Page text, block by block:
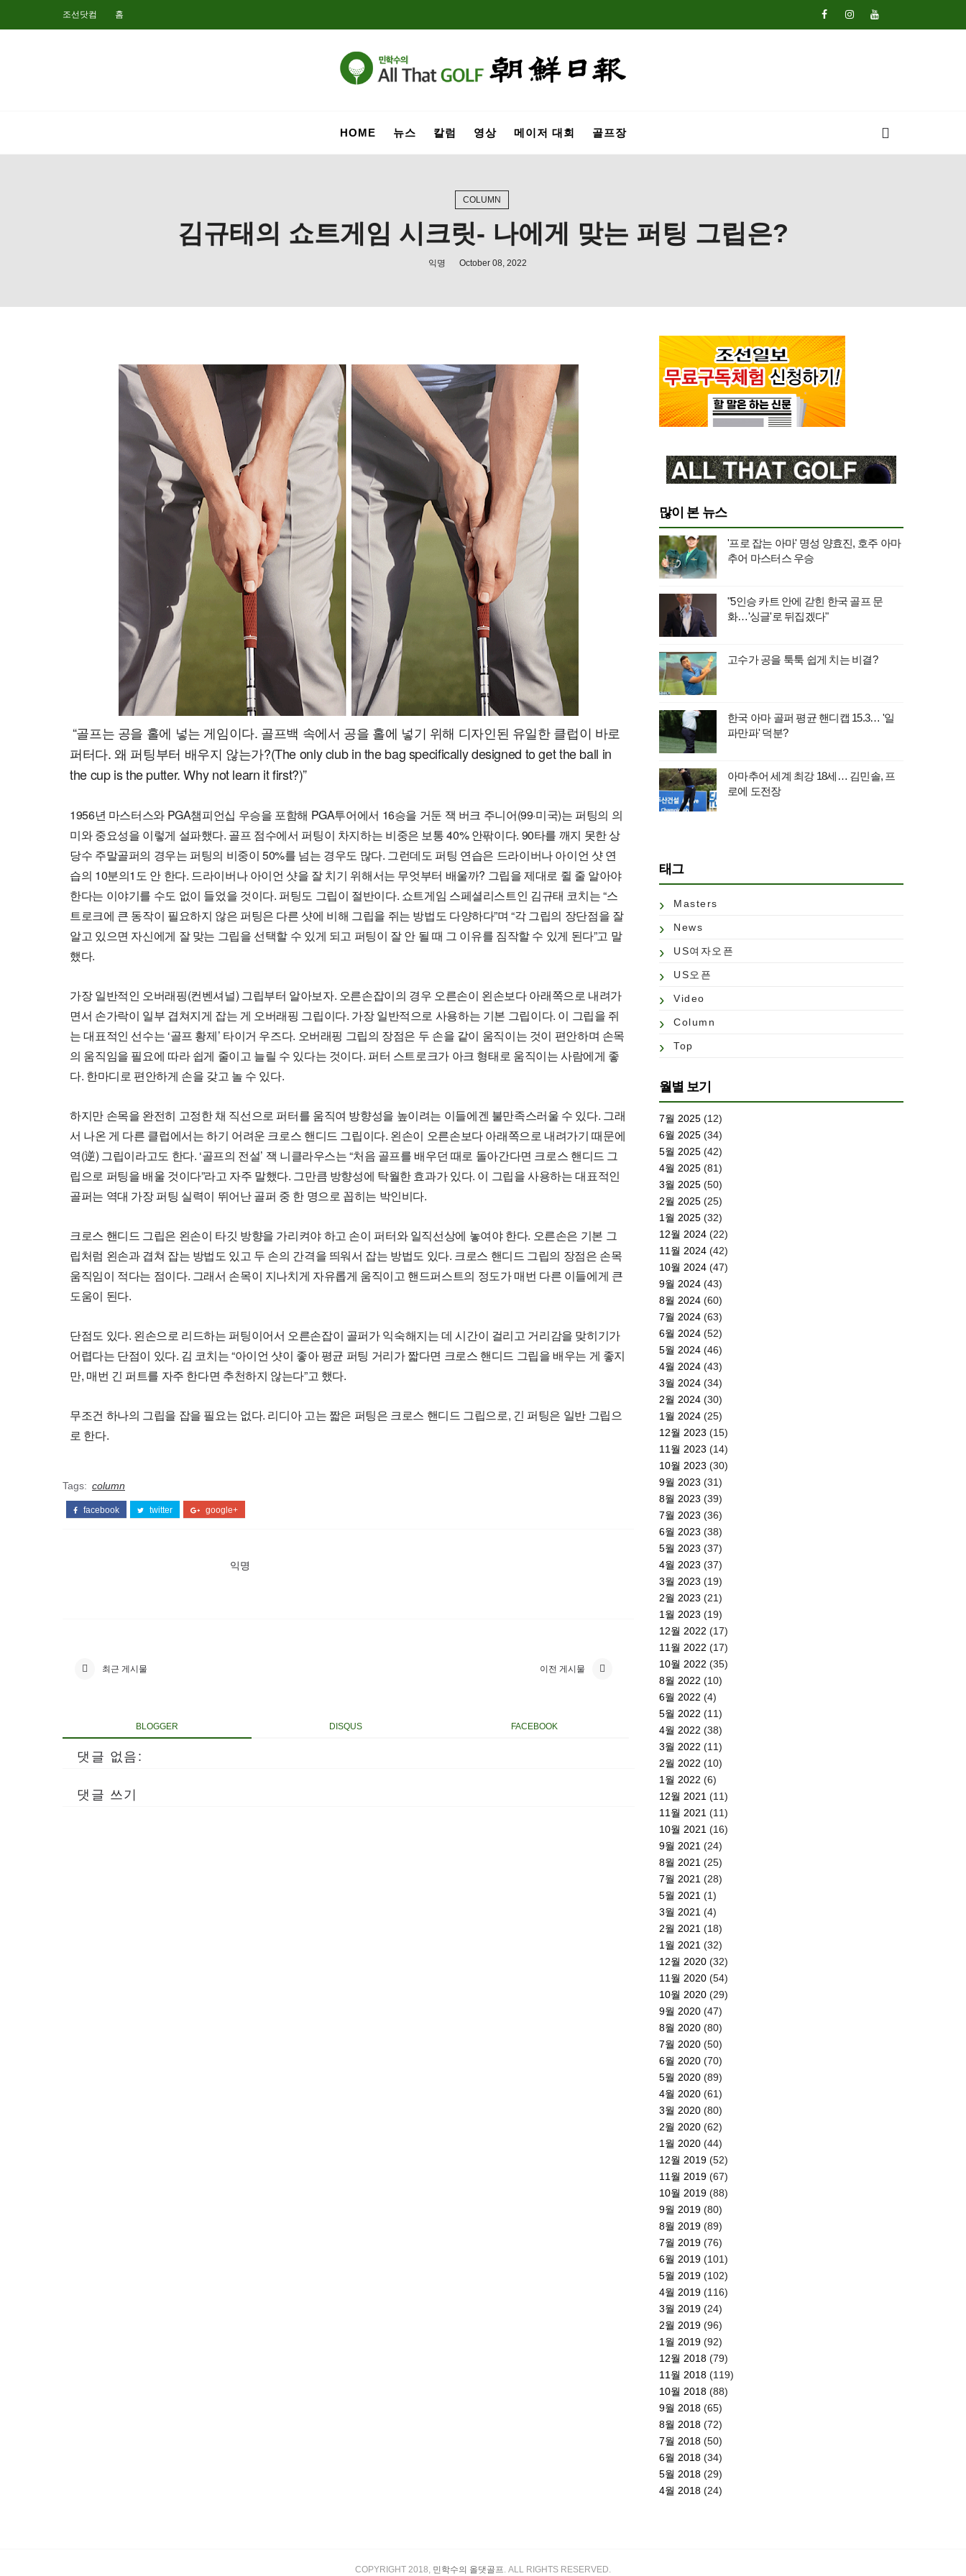
조선닷컴 홈
HOME 뉴스 칼럼 영상 메이저 대회 골프장
COLUMN
김규태의 쇼트게임 시크릿- 나에게 맞는 퍼팅 그립은?
익명 October 08, 2022
“골프는 공을 홀에 넣는 게임이다. 골프백 속에서 공을 홀에 넣기 위해 디자인된 유일한 클럽이 바로
퍼터다. 왜 퍼팅부터 배우지 않는가?(The only club in the bag specifically designed to get the ball in
the cup is the putter. Why not learn it first?)”
1956년 마스터스와 PGA챔피언십 우승을 포함해 PGA투어에서 16승을 거둔 잭 버크 주니어(99·미국)는 퍼팅의 의
미와 중요성을 이렇게 설파했다. 골프 점수에서 퍼팅이 차지하는 비중은 보통 40% 안팎이다. 90타를 깨지 못한 상
당수 주말골퍼의 경우는 퍼팅의 비중이 50%를 넘는 경우도 많다. 그런데도 퍼팅 연습은 드라이버나 아이언 샷 연
습의 10분의1도 안 한다. 드라이버나 아이언 샷을 잘 치기 위해서는 무엇부터 배울까? 그립을 제대로 쥘 줄 알아야
한다는 이야기를 수도 없이 들었을 것이다. 퍼팅도 그립이 절반이다. 쇼트게임 스페셜리스트인 김규태 코치는 “스
트로크에 큰 동작이 필요하지 않은 퍼팅은 다른 샷에 비해 그립을 쥐는 방법도 다양하다”며 “각 그립의 장단점을 잘
알고 있으면 자신에게 잘 맞는 그립을 선택할 수 있게 되고 퍼팅이 잘 안 될 때 그 이유를 짐작할 수 있게 된다”고 말
했다.
가장 일반적인 오버래핑(컨벤셔널) 그립부터 알아보자. 오른손잡이의 경우 오른손이 왼손보다 아래쪽으로 내려가
면서 손가락이 일부 겹쳐지게 잡는 게 오버래핑 그립이다. 가장 일반적으로 사용하는 기본 그립이다. 이 그립을 쥐
는 대표적인 선수는 ‘골프 황제’ 타이거 우즈다. 오버래핑 그립의 장점은 두 손을 같이 움직이는 것이 편안하며 손목
의 움직임을 필요에 따라 쉽게 줄이고 늘릴 수 있다는 것이다. 퍼터 스트로크가 아크 형태로 움직이는 사람에게 좋
다. 한마디로 편안하게 손을 갖고 놀 수 있다.
하지만 손목을 완전히 고정한 채 직선으로 퍼터를 움직여 방향성을 높이려는 이들에겐 불만족스러울 수 있다. 그래
서 나온 게 다른 클럽에서는 하기 어려운 크로스 핸디드 그립이다. 왼손이 오른손보다 아래쪽으로 내려가기 때문에
역(逆) 그립이라고도 한다. ‘골프의 전설’ 잭 니클라우스는 “처음 골프를 배우던 때로 돌아간다면 크로스 핸디드 그
립으로 퍼팅을 배울 것이다”라고 자주 말했다. 그만큼 방향성에 탁월한 효과가 있다. 이 그립을 사용하는 대표적인
골퍼는 역대 가장 퍼팅 실력이 뛰어난 골퍼 중 한 명으로 꼽히는 박인비다.
크로스 핸디드 그립은 왼손이 타깃 방향을 가리켜야 하고 손이 퍼터와 일직선상에 놓여야 한다. 오른손은 기본 그
립처럼 왼손과 겹쳐 잡는 방법도 있고 두 손의 간격을 띄워서 잡는 방법도 있다. 크로스 핸디드 그립의 장점은 손목
움직임이 적다는 점이다. 그래서 손목이 지나치게 자유롭게 움직이고 핸드퍼스트의 정도가 매번 다른 이들에게 큰
도움이 된다.
단점도 있다. 왼손으로 리드하는 퍼팅이어서 오른손잡이 골퍼가 익숙해지는 데 시간이 걸리고 거리감을 맞히기가
어렵다는 단점이 있다. 김 코치는 “아이언 샷이 좋아 평균 퍼팅 거리가 짧다면 크로스 핸디드 그립을 배우는 게 좋지
만, 매번 긴 퍼트를 자주 한다면 추천하지 않는다”고 했다.
무조건 하나의 그립을 잡을 필요는 없다. 리디아 고는 짧은 퍼팅은 크로스 핸디드 그립으로, 긴 퍼팅은 일반 그립으
로 한다.
Tags: column
facebook twitter google+
익명
최근 게시물 이전 게시물
BLOGGER DISQUS FACEBOOK
댓글 없음:
댓글 쓰기
많이 본 뉴스
'프로 잡는 아마' 명성 양효진, 호주 아마
추어 마스터스 우승
"5인승 카트 안에 갇힌 한국 골프 문
화…'싱글'로 뒤집겠다"
고수가 공을 툭툭 쉽게 치는 비결?
한국 아마 골퍼 평균 핸디캡 15.3… '일
파만파' 덕분?
아마추어 세계 최강 18세… 김민솔, 프
로에 도전장
태그
Masters
News
US여자오픈
US오픈
Video
Column
Top
월별 보기
7월 2025 (12)
6월 2025 (34)
5월 2025 (42)
4월 2025 (81)
3월 2025 (50)
2월 2025 (25)
1월 2025 (32)
12월 2024 (22)
11월 2024 (42)
10월 2024 (47)
9월 2024 (43)
8월 2024 (60)
7월 2024 (63)
6월 2024 (52)
5월 2024 (46)
4월 2024 (43)
3월 2024 (34)
2월 2024 (30)
1월 2024 (25)
12월 2023 (15)
11월 2023 (14)
10월 2023 (30)
9월 2023 (31)
8월 2023 (39)
7월 2023 (36)
6월 2023 (38)
5월 2023 (37)
4월 2023 (37)
3월 2023 (19)
2월 2023 (21)
1월 2023 (19)
12월 2022 (17)
11월 2022 (17)
10월 2022 (35)
8월 2022 (10)
6월 2022 (4)
5월 2022 (11)
4월 2022 (38)
3월 2022 (11)
2월 2022 (10)
1월 2022 (6)
12월 2021 (11)
11월 2021 (11)
10월 2021 (16)
9월 2021 (24)
8월 2021 (25)
7월 2021 (28)
5월 2021 (1)
3월 2021 (4)
2월 2021 (18)
1월 2021 (32)
12월 2020 (32)
11월 2020 (54)
10월 2020 (29)
9월 2020 (47)
8월 2020 (80)
7월 2020 (50)
6월 2020 (70)
5월 2020 (89)
4월 2020 (61)
3월 2020 (80)
2월 2020 (62)
1월 2020 (44)
12월 2019 (52)
11월 2019 (67)
10월 2019 (88)
9월 2019 (80)
8월 2019 (89)
7월 2019 (76)
6월 2019 (101)
5월 2019 (102)
4월 2019 (116)
3월 2019 (24)
2월 2019 (96)
1월 2019 (92)
12월 2018 (79)
11월 2018 (119)
10월 2018 (88)
9월 2018 (65)
8월 2018 (72)
7월 2018 (50)
6월 2018 (34)
5월 2018 (29)
4월 2018 (24)
COPYRIGHT 2018, 민학수의 올댓골프. ALL RIGHTS RESERVED.